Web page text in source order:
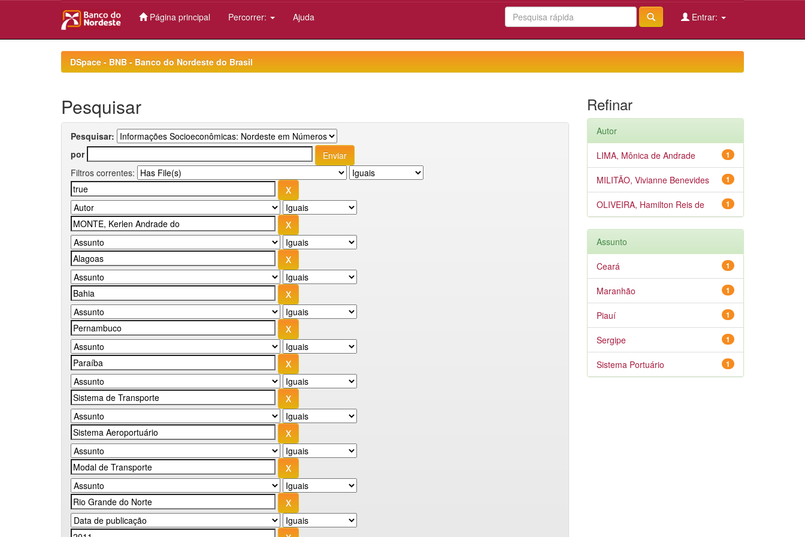
Página principal Percorrer: Ajuda Entrar:
DSpace - BNB - Banco do Nordeste do Brasil
Pesquisar
Pesquisar:
por
Filtros correntes:
Refinar
Autor
1
LIMA, Mônica de Andrade
1
MILITÃO, Vivianne Benevides
1
OLIVEIRA, Hamilton Reis de
Assunto
1
Ceará
1
Maranhão
1
Piauí
1
Sergipe
1
Sistema Portuário